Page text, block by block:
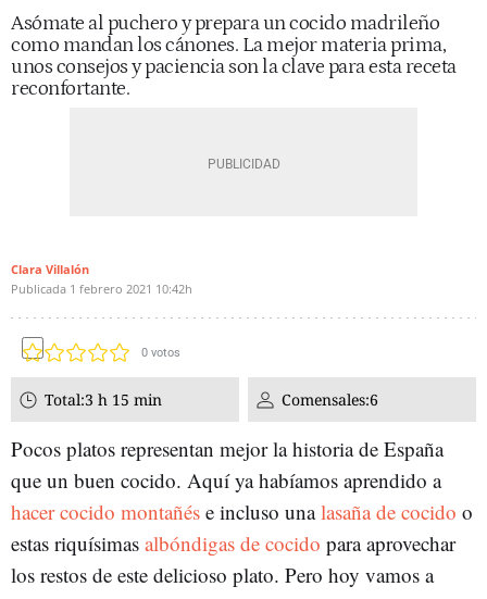
Asómate al puchero y prepara un cocido madrileño
como mandan los cánones. La mejor materia prima,
unos consejos y paciencia son la clave para esta receta
reconfortante.
Clara Villalón
Publicada 1 febrero 2021 10:42h
0 votos
Total:3 h 15 min Comensales:6
Pocos platos representan mejor la historia de España
que un buen cocido. Aquí ya habíamos aprendido a
hacer cocido montañés e incluso unalasaña de cocido o
estas riquísimas albóndigas de cocido para aprovechar
los restos de este delicioso plato. Pero hoy vamos a